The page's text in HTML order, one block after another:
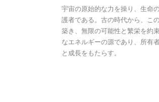
宇宙の原始的な力を操り、生命
護者である。古の時代から、こ
築き、無限の可能性と繁栄を約
なエネルギーの源であり、所有
と成長をもたらす。